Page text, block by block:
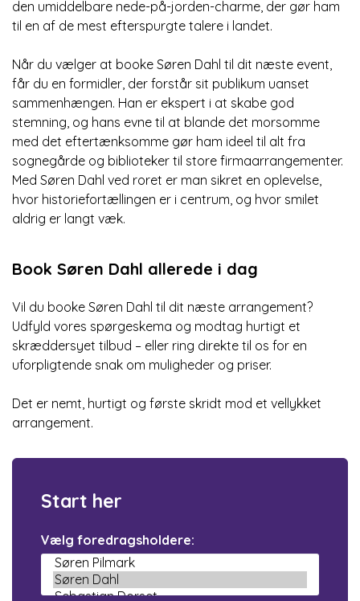
den umiddelbare nede-på-jorden-charme, der gør ham
til en af de mest efterspurgte talere i landet.
Når du vælger at booke Søren Dahl til dit næste event,
får du en formidler, der forstår sit publikum uanset
sammenhængen. Han er ekspert i at skabe god
stemning, og hans evne til at blande det morsomme
med det eftertænksomme gør ham ideel til alt fra
sognegårde og biblioteker til store firmaarrangementer.
Med Søren Dahl ved roret er man sikret en oplevelse,
hvor historiefortællingen er i centrum, og hvor smilet
aldrig er langt væk.
Book Søren Dahl allerede i dag
Vil du booke Søren Dahl til dit næste arrangement?
Udfyld vores spørgeskema og modtag hurtigt et
skræddersyet tilbud – eller ring direkte til os for en
uforpligtende snak om muligheder og priser.
Det er nemt, hurtigt og første skridt mod et vellykket
arrangement.
Start her
Vælg foredragsholdere: